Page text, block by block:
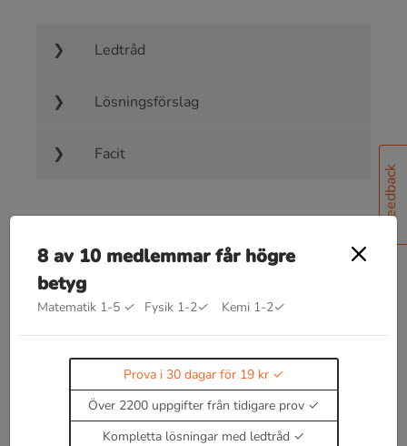
Feedback
Ledtråd
Lösningsförslag
Facit
Bra att kunna inom sannolikhetslära
Kommer snart!
ellerBli medlem nu
8 av 10 medlemmar får högre
betyg
Matematik 1-5 ✓ Fysik 1-2✓ Kemi 1-2✓
Prova i 30 dagar för 19 kr
Över 2200 uppgifter från tidigare prov
Kompletta lösningar med ledtråd